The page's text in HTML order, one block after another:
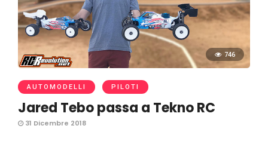
746
AUTOMODELLI PILOTI
Jared Tebo passa a Tekno RC
31 Dicembre 2018